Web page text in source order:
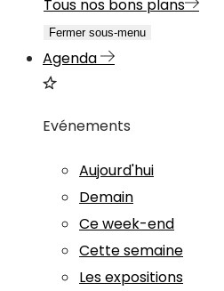
Tous nos bons plans
Fermer sous-menu
Agenda
Evénements
Aujourd'hui
Demain
Ce week-end
Cette semaine
Les expositions